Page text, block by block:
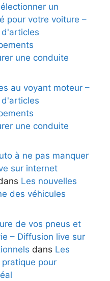
un
pour votre voiture –
une conduite
au voyant moteur –
une conduite
à ne pas manquer
sur internet
Les nouvelles
des véhicules
de vos pneus et
– Diffusion live sur
dans Les
pour